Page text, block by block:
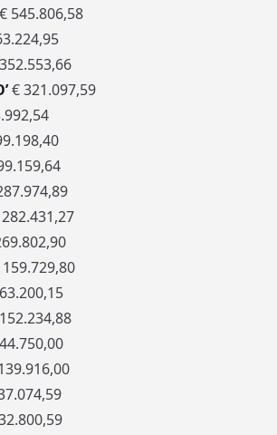
€ 545.806,58
€ 321.097,59